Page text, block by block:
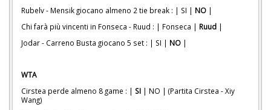
Rubelv - Mensik giocano almeno 2 tie break : | SI | NO |
Chi farà più vincenti in Fonseca - Ruud : | Fonseca | Ruud |
Jodar - Carreno Busta giocano 5 set : | SI | NO |
WTA
Cirstea perde almeno 8 game : | SI | NO | (Partita Cirstea - Xiy
Wang)